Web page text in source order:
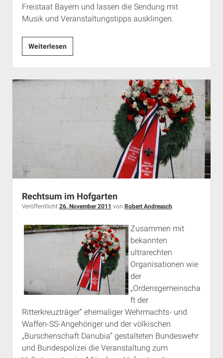
Freistaat Bayern und lassen die Sendung mit
Musik und Veranstaltungstipps ausklingen.
Weiterlesena.i.d.a.-
Antifa-
Magazin
bei
Rechtsum im Hofgarten
Veröffentlicht 26. November 2011 von Robert Andreasch.
Zusammen mit
bekannten
ultrarechten
Organisationen wie
der
„Ordensgemeinscha
ft der
Ritterkreuzträger“ ehemaliger Wehrmachts- und
Waffen-SS-Angehöriger und der völkischen
„Burschenschaft Danubia“ gestalteten Bundeswehr
und Bundespolizei die Veranstaltung zum